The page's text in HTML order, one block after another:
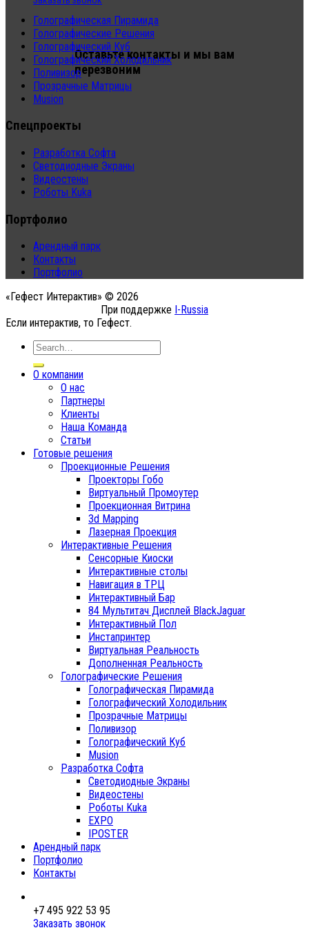
Оставьте контакты и мы вам
перезвоним
Голографическая Пирамида
Голографические Решения
Голографический Куб
Голографический Холодильник
Поливизор
Прозрачные Матрицы
Musion
Спецпроекты
Разработка Софта
Светодиодные Экраны
Видеостены
Роботы Kuka
Портфолио
Арендный парк
Контакты
Портфолио
«Гефест Интерактив» © 2026
При поддержке I-Russia
Если интерактив, то Гефест.
О компании
О нас
Партнеры
Клиенты
Наша Команда
Статьи
Готовые решения
Проекционные Решения
Проекторы Гобо
Виртуальный Промоутер
Проекционная Витрина
3d Mapping
Лазерная Проекция
Интерактивные Решения
Сенсорные Киоски
Интерактивные столы
Навигация в ТРЦ
Интерактивный Бар
84 Мультитач Дисплей BlackJaguar
Интерактивный Пол
Инстапринтер
Виртуальная Реальность
Дополненная Реальность
Голографические Решения
Голографическая Пирамида
Голографический Холодильник
Прозрачные Матрицы
Поливизор
Голографический Куб
Musion
Разработка Софта
Светодиодные Экраны
Видеостены
Роботы Kuka
EXPO
IPOSTER
Арендный парк
Портфолио
Контакты
+7 495 922 53 95
Заказать звонок